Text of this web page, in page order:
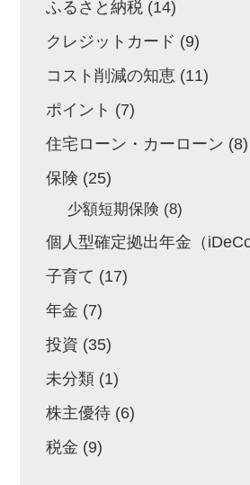
ふるさと納税 (14)
クレジットカード (9)
コスト削減の知恵 (11)
ポイント (7)
住宅ローン・カーローン (8)
保険 (25)
少額短期保険 (8)
個人型確定拠出年金（iDeCo
子育て (17)
年金 (7)
投資 (35)
未分類 (1)
株主優待 (6)
税金 (9)